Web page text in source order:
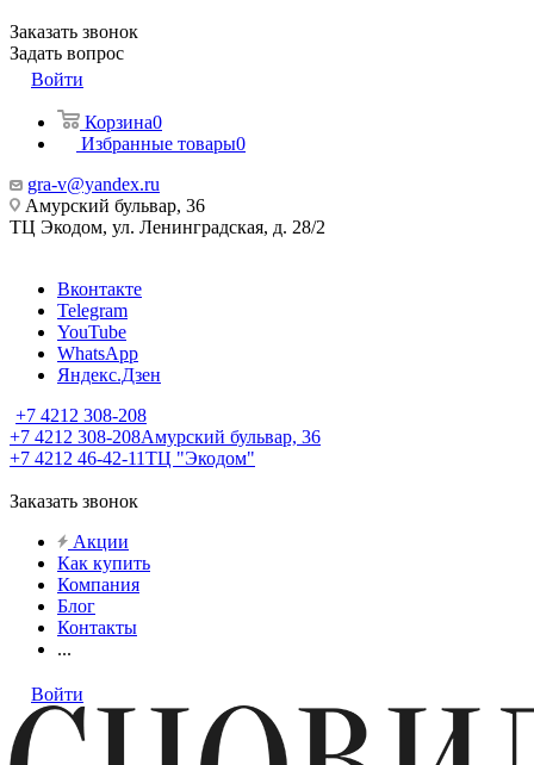
Заказать звонок
Задать вопрос
Войти
Корзина0
Избранные товары0
gra-v@yandex.ru
Амурский бульвар, 36
ТЦ Экодом, ул. Ленинградская, д. 28/2
Вконтакте
Telegram
YouTube
WhatsApp
Яндекс.Дзен
+7 4212 308-208
+7 4212 308-208Амурский бульвар, 36
+7 4212 46-42-11ТЦ "Экодом"
Заказать звонок
Акции
Как купить
Компания
Блог
Контакты
...
Войти